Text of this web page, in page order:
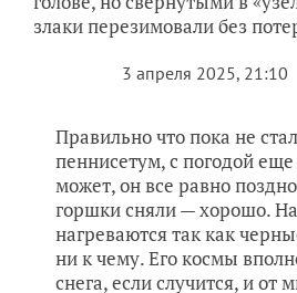
3 апреля 2025, 21:10
Правильно что пока не
может, он все равно
горшки сняли — хорошо.
нагреваются так как
ни к чему. Его космы
снега, если случится, и от
температур.